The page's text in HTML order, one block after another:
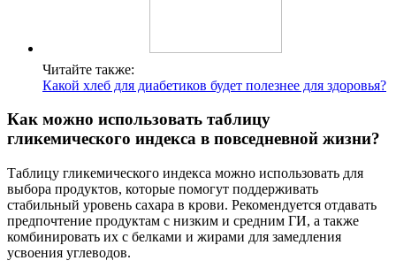
Читайте также:
Какой хлеб для диабетиков будет полезнее для здоровья?
Как можно использовать таблицу
гликемического индекса в повседневной жизни?
Таблицу гликемического индекса можно использовать для
выбора продуктов, которые помогут поддерживать
стабильный уровень сахара в крови. Рекомендуется отдавать
предпочтение продуктам с низким и средним ГИ, а также
комбинировать их с белками и жирами для замедления
усвоения углеводов.